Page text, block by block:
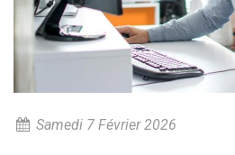
Samedi 7 Février 2026